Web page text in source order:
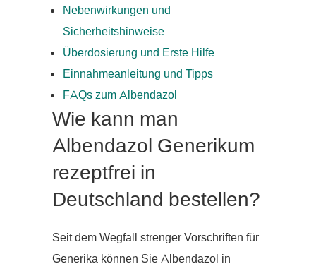
Nebenwirkungen und
Sicherheitshinweise
Überdosierung und Erste Hilfe
Einnahmeanleitung und Tipps
FAQs zum Albendazol
Wie kann man
Albendazol Generikum
rezeptfrei in
Deutschland bestellen?
Seit dem Wegfall strenger Vorschriften für
Generika können Sie Albendazol in